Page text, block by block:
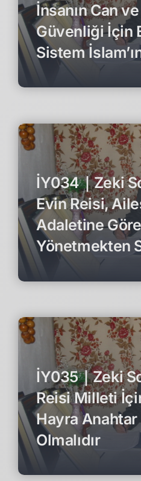
İnsanın Can
Güvenliği İçin
Sistem
İY034｜Zeki
Evin Reisi,
Adaletine Göre
Yönetmekten
İY035｜Zeki
Reisi Milleti
Hayra Anahtar
Olmalıdır